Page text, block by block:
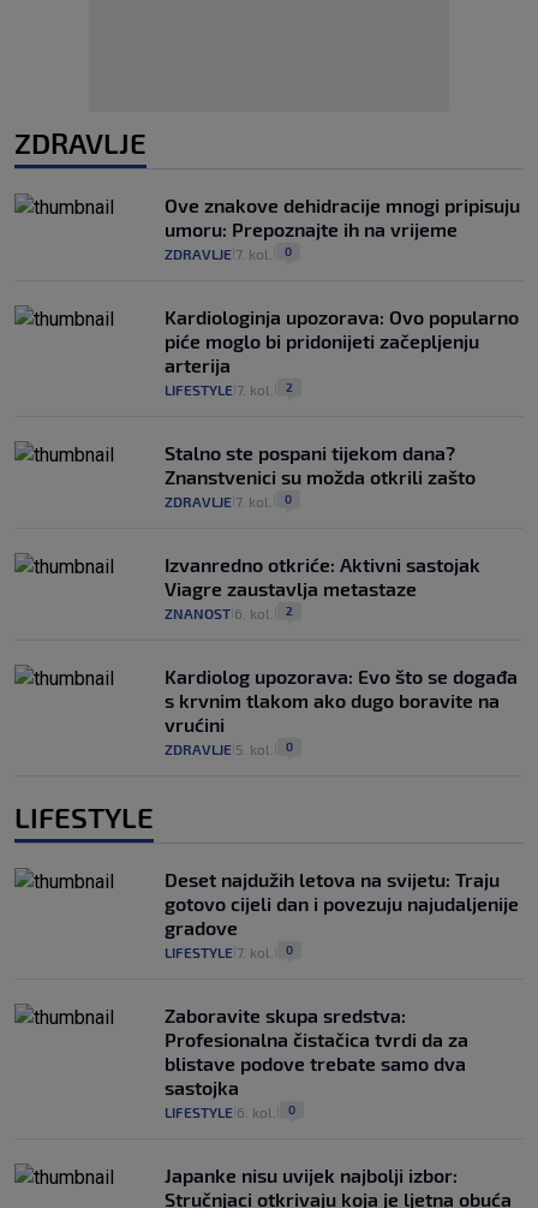
ZDRAVLJE
Ove znakove dehidracije mnogi pripisuju
umoru: Prepoznajte ih na vrijeme
ZDRAVLJE 7. kol. 0
Kardiologinja upozorava: Ovo popularno
piće moglo bi pridonijeti začepljenju
arterija
LIFESTYLE 7. kol. 2
Stalno ste pospani tijekom dana?
Znanstvenici su možda otkrili zašto
ZDRAVLJE 7. kol. 0
Izvanredno otkriće: Aktivni sastojak
Viagre zaustavlja metastaze
ZNANOST 6. kol. 2
Kardiolog upozorava: Evo što se događa
s krvnim tlakom ako dugo boravite na
vrućini
ZDRAVLJE 5. kol. 0
LIFESTYLE
Deset najdužih letova na svijetu: Traju
gotovo cijeli dan i povezuju najudaljenije
gradove
LIFESTYLE 7. kol. 0
Zaboravite skupa sredstva:
Profesionalna čistačica tvrdi da za
blistave podove trebate samo dva
sastojka
LIFESTYLE 6. kol. 0
Japanke nisu uvijek najbolji izbor:
Stručnjaci otkrivaju koja je ljetna obuća